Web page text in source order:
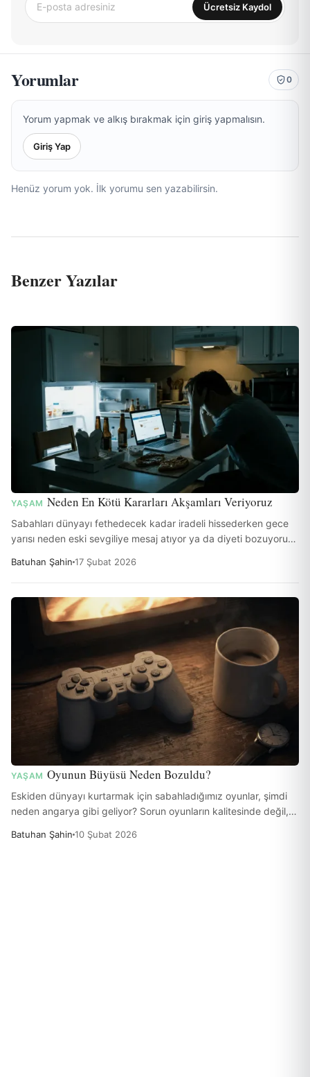
Ücretsiz Kaydol
Yorumlar 0
Yorum yapmak ve alkış bırakmak için giriş yapmalısın.
Giriş Yap
Henüz yorum yok. İlk yorumu sen yazabilirsin.
Benzer Yazılar
YAŞAM Neden En Kötü Kararları Akşamları Veriyoruz
Sabahları dünyayı fethedecek kadar iradeli hissederken gece
yarısı neden eski sevgiliye mesaj atıyor ya da diyeti bozuyoruz?
akşam olduğunda o pil bittiği için beynimiz en tehlikeli moda
Batuhan Şahin 17 Şubat 2026
YAŞAM Oyunun Büyüsü Neden Bozuldu?
Eskiden dünyayı kurtarmak için sabahladığımız oyunlar, şimdi
neden angarya gibi geliyor? Sorun oyunların kalitesinde değil,
suçluluğunda'.
Batuhan Şahin 10 Şubat 2026